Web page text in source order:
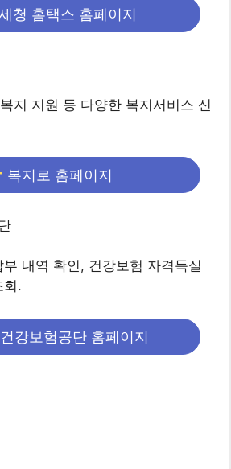
청 홈택스 홈페이지
지 지원 등 다양한 복지서비스 신
복지로 홈페이지
내역 확인, 건강보험 자격득실
회.
강보험공단 홈페이지